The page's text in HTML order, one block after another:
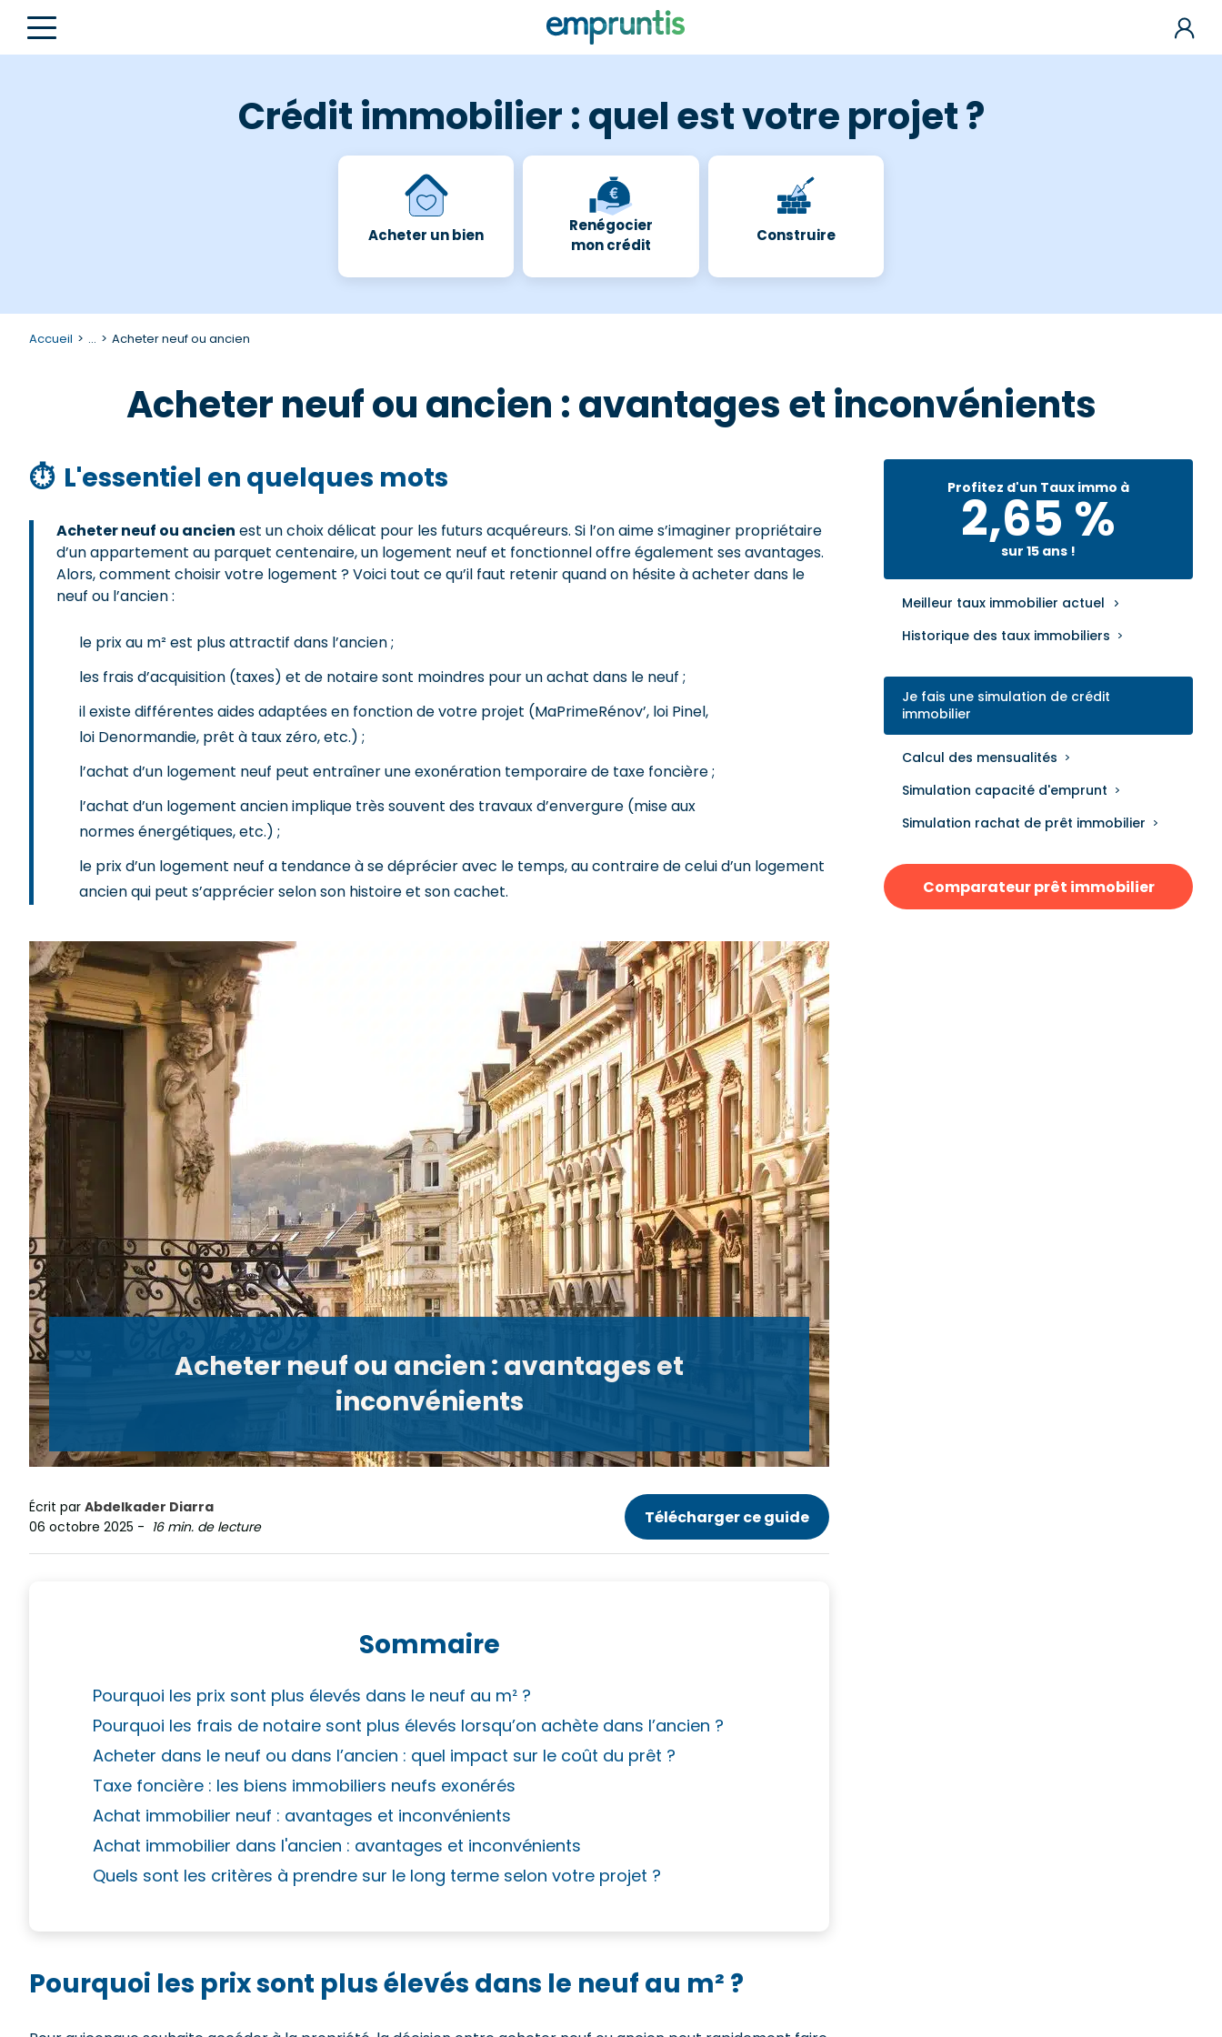
Crédit immobilier : quel est votre projet ?
Acheter un bien
Renégocier
mon crédit
Construire
Accueil ... Acheter neuf ou ancien
Acheter neuf ou ancien : avantages et inconvénients
⏱ L'essentiel en quelques mots
Acheter neuf ou ancien est un choix délicat pour les futurs acquéreurs. Si l’on aime s’imaginer propriétaire
d’un appartement au parquet centenaire, un logement neuf et fonctionnel offre également ses avantages.
Alors, comment choisir votre logement ? Voici tout ce qu’il faut retenir quand on hésite à acheter dans le
neuf ou l’ancien :
le prix au m² est plus attractif dans l’ancien ;
les frais d’acquisition (taxes) et de notaire sont moindres pour un achat dans le neuf ;
il existe différentes aides adaptées en fonction de votre projet (MaPrimeRénov’, loi Pinel,
loi Denormandie, prêt à taux zéro, etc.) ;
l’achat d’un logement neuf peut entraîner une exonération temporaire de taxe foncière ;
l’achat d’un logement ancien implique très souvent des travaux d’envergure (mise aux
normes énergétiques, etc.) ;
le prix d’un logement neuf a tendance à se déprécier avec le temps, au contraire de celui d’un logement
ancien qui peut s’apprécier selon son histoire et son cachet.
Acheter neuf ou ancien : avantages et
inconvénients
Écrit par Abdelkader Diarra
06 octobre 2025 - 16 min. de lecture Télécharger ce guide
Sommaire
Pourquoi les prix sont plus élevés dans le neuf au m² ?
Pourquoi les frais de notaire sont plus élevés lorsqu’on achète dans l’ancien ?
Acheter dans le neuf ou dans l’ancien : quel impact sur le coût du prêt ?
Taxe foncière : les biens immobiliers neufs exonérés
Achat immobilier neuf : avantages et inconvénients
Achat immobilier dans l'ancien : avantages et inconvénients
Quels sont les critères à prendre sur le long terme selon votre projet ?
Pourquoi les prix sont plus élevés dans le neuf au m² ?
Profitez d'un Taux immo à
2,65 %
sur 15 ans !
Meilleur taux immobilier actuel
Historique des taux immobiliers
Je fais une simulation de crédit
immobilier
Calcul des mensualités
Simulation capacité d'emprunt
Simulation rachat de prêt immobilier
Comparateur prêt immobilier